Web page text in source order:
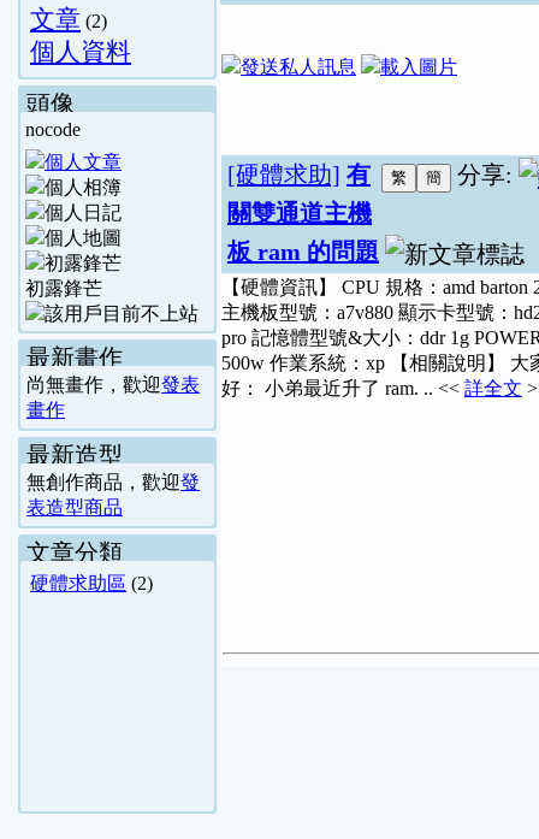
文章 (2)
個人資料
頭像
nocode
初露鋒芒
最新畫作
尚無畫作，歡迎發表
畫作
最新造型
無創作商品，歡迎發
表造型商品
文章分類
硬體求助區 (2)
分享:
[硬體求助] 有
關雙通道主機
板 ram 的問題
【硬體資訊】 CPU 規格：amd barton
主機板型號：a7v880 顯示卡型號：
pro 記憶體型號&大小：ddr 1g
500w 作業系統：xp 【相關說明】 大
好： 小弟最近升了 ram. .. << 詳全文